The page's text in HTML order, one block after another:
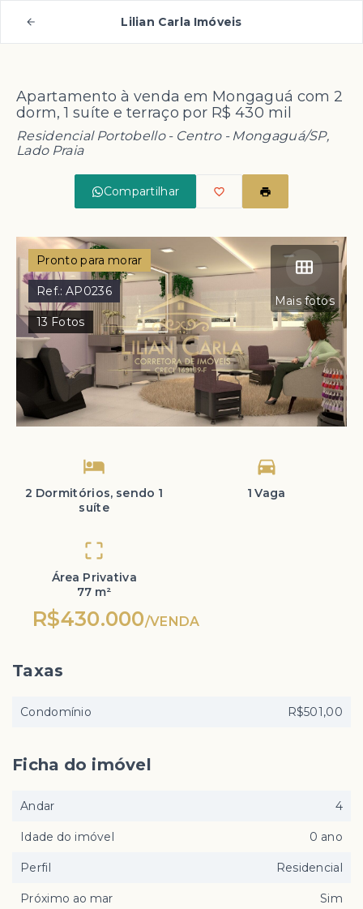
Lilian Carla Imóveis
Apartamento à venda em Mongaguá com 2
dorm, 1 suíte e terraço por R$ 430 mil
Residencial Portobello - Centro - Mongaguá/SP,
Lado Praia
Compartilhar
Mais fotos
Pronto para morar
Ref.:AP0236
13 Fotos
2 Dormitórios, sendo 1
suíte
1 Vaga
Área Privativa
77 m²
R$430.000/VENDA
Taxas
Condomínio R$501,00
Ficha do imóvel
Andar 4
Idade do imóvel 0 ano
Perfil Residencial
Próximo ao mar Sim